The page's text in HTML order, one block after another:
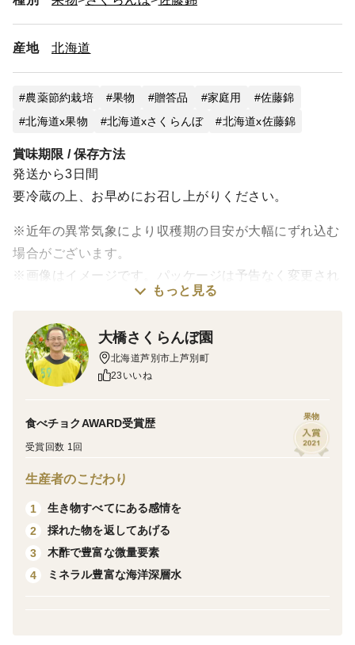
産地 北海道
農薬節約栽培 果物 贈答品 家庭用
佐藤錦
北海道x果物
北海道xさくらんぼ 北海道x佐藤錦
賞味期限 / 保存方法
発送から3日間
要冷蔵の上、お早めにお召し上がりください。
※近年の異常気象により収穫期の目安が大幅にずれ込む
場合がございます。
※画像はイメージです。パッケージは予告なく変更され
＜味＞
40年以上化学肥料を一切使用せず有機肥料のみで栽培し
ください。
＜栽培のこだわり＞
農薬の使用を最小限に抑えるために完熟にこだわりつつ
もっと見る
大橋さくらんぼ園
北海道芦別市上芦別町
23いいね
食べチョクAWARD受賞歴
受賞回数 1回
果物
生産者のこだわり
1
生き物すべてにある感情を
2
採れた物を返してあげる
3
木酢で豊富な微量要素
4
ミネラル豊富な海洋深層水